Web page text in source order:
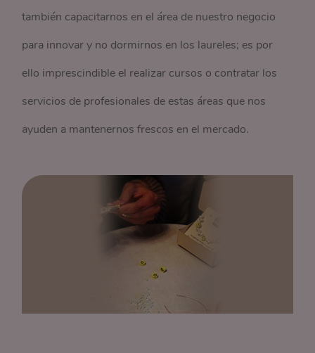
también capacitarnos en el área de nuestro negocio
para innovar y no dormirnos en los laureles; es por
ello imprescindible el realizar cursos o contratar los
servicios de profesionales de estas áreas que nos
ayuden a mantenernos frescos en el mercado.